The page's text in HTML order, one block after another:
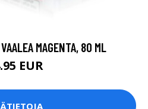
MAGENTA, 80 ML
EUR